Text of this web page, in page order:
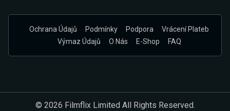
Ochrana Údajů Podmínky Podpora
Vrácení Plateb
Výmaz Údajů
O Nás E-Shop FAQ
© 2026 Filmflix Limited All Rights Reserved.